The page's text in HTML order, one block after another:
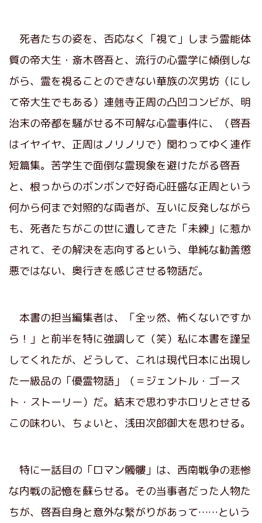
死者たちの姿を、否応なく「視て」しまう霊能体
質の帝大生・斎木啓吾と、流行の心霊学に傾倒しな
がら、霊を視ることのできない華族の次男坊（にし
て帝大生でもある）連翹寺正周の凸凹コンビが、明
治末の帝都を騒がせる不可解な心霊事件に、（啓吾
はイヤイヤ、正周はノリノリで）関わってゆく連作
短篇集。苦学生で面倒な霊現象を避けたがる啓吾
と、根っからのボンボンで好奇心旺盛な正周という
何から何まで対照的な両者が、互いに反発しながら
も、死者たちがこの世に遺してきた「未練」に惹か
されて、その解決を志向するという、単純な勧善懲
悪ではない、奥行きを感じさせる物語だ。
本書の担当編集者は、「全ッ然、怖くないですか
ら！」と前半を特に強調して（笑）私に本書を謹呈
してくれたが、どうして、これは現代日本に出現し
た一級品の「優霊物語」（＝ジェントル・ゴース
ト・ストーリー）だ。結末で思わずホロリとさせる
この味わい、ちょいと、浅田次郎御大を思わせる。
特に一話目の「ロマン髑髏」は、西南戦争の悲惨
な内戦の記憶を蘇らせる。その当事者だった人物た
ちが、啓吾自身と意外な繫がりがあって……という